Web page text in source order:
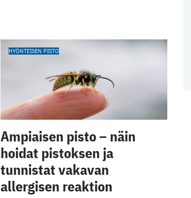
HYÖNTEISEN PISTO
Ampiaisen pisto – näin
hoidat pistoksen ja
tunnistat vakavan
allergisen reaktion